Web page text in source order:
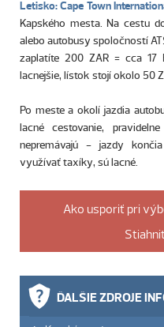
Letisko:Cape Town
Kapského mesta. Na cestu
alebo autobusy spoločností
zaplatíte 200 ZAR = cca 17
lacnejšie, lístok stojí okolo 50
Po meste a okolí jazdia
lacné cestovanie,
nepremávajú - jazdy
využívať taxíky, sú lacné.
Ako usporiť pri
ĎALŠIE ZDROJE